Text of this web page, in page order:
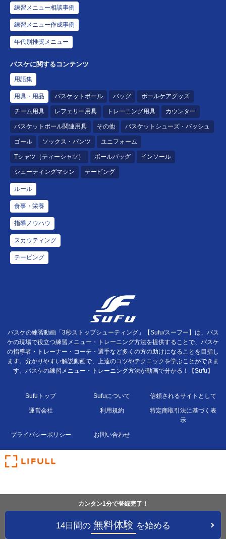
練習メニュー相談事例
練習メニュー作成事例
年代別推奨メニュー
バスケに関するコンテンツ
用語集
用具・用品 バスケットボール バッグ ボールケアグッズ
チーム用具 レフェリー用具 トレーニング用具 カウンター
バスケットボール関連用具 その他 バスケットシューズ・バッシュ
ゴール ソックス・パンツ ユニフォーム
Tシャツ（ティーシャツ） ボールバッグ インソール
シューティングマシン テーピング
ルール
食事・栄養
指導ノウハウ
スカウティング
テーピング
カンタン1分で登録完了！
14日間の 無料体験 を始める
バスケの練習動画「3秒ストップシューティング」【Sufu/スーフー】は、バス
ケの現場で役立つ練習メニュー・トレーニング方法を提供することで、バスケ
の指導者・トレーナー・コーチ・選手など多くの方の助けになることを目指し
ます。分かりやすい解説動画で、上達のコツやテクニックを学ぶことができま
す。バスケの練習メニュー・トレーニング方法が動画で分かる！【Sufu】
Sufuトップ Sufuについて 信頼されるサイトとして
運営会社 利用規約
特定商取引法に基づく表
示
プライバシーポリシー お問い合わせ